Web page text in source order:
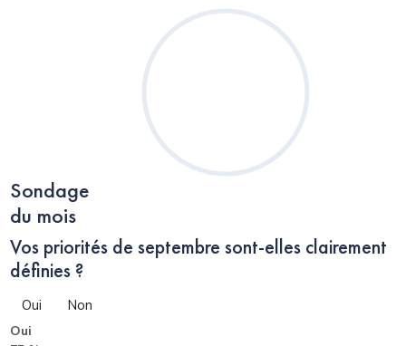
Sondage
du mois
Vos priorités de septembre sont-elles clairement
définies ?
Oui Non
Oui